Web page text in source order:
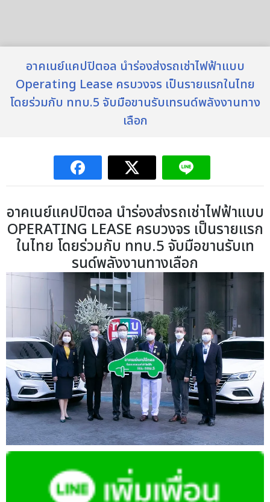
อาคเนย์แคปปิตอล นำร่องส่งรถเช่าไฟฟ้าแบบ
Operating Lease ครบวงจร เป็นรายแรกในไทย
โดยร่วมกับ ททบ.5 จับมือขานรับเทรนด์พลังงานทาง
เลือก
อาคเนย์แคปปิตอล นำร่องส่งรถเช่าไฟฟ้าแบบ
OPERATING LEASE ครบวงจร เป็นรายแรก
ในไทย โดยร่วมกับ ททบ.5 จับมือขานรับเท
รนด์พลังงานทางเลือก